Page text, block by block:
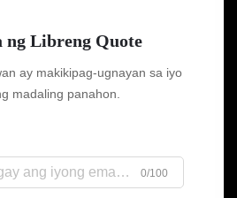
ng Libreng Quote
ay makikipag-ugnayan sa iyo
madaling panahon.
0/100